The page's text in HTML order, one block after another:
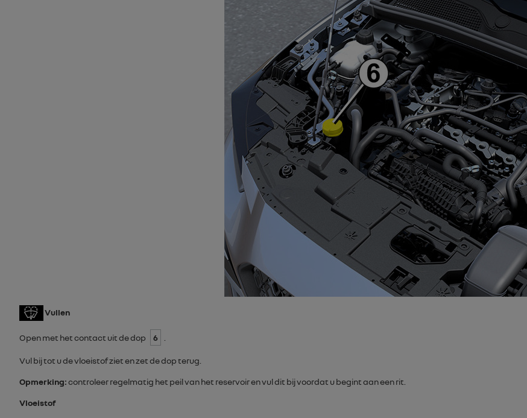
Vullen
Open met het contact uit de dop 6
Vul bij tot u de vloeistof ziet en zet de dop terug.
Opmerking:controleer regelmatig het peil van het reservoir en vul dit bij voordat u begint aan een rit.
Vloeistof